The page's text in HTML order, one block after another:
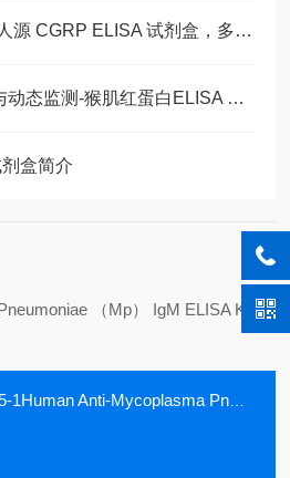
神经肽精准定量利器-人源 CGRP ELISA 试剂盒，多类型样本直接检测
猴心肌损伤早期诊断与动态监测-猴肌红蛋白ELISA 试剂盒
盒简介
（Mp） IgM ELISA Kit,
Mycoplasma Pneumoniae (Mp) IgG ELISA Kit, 96 tests, quantitative